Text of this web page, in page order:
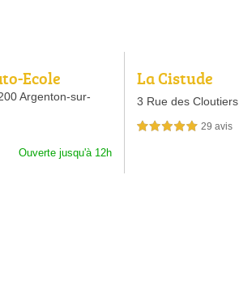
Ecole
Argenton-sur-
Ouverte jusqu'à 12h
La Cistude
3 Rue des Cloutiers,
5,0 étoiles sur 5 29 avis